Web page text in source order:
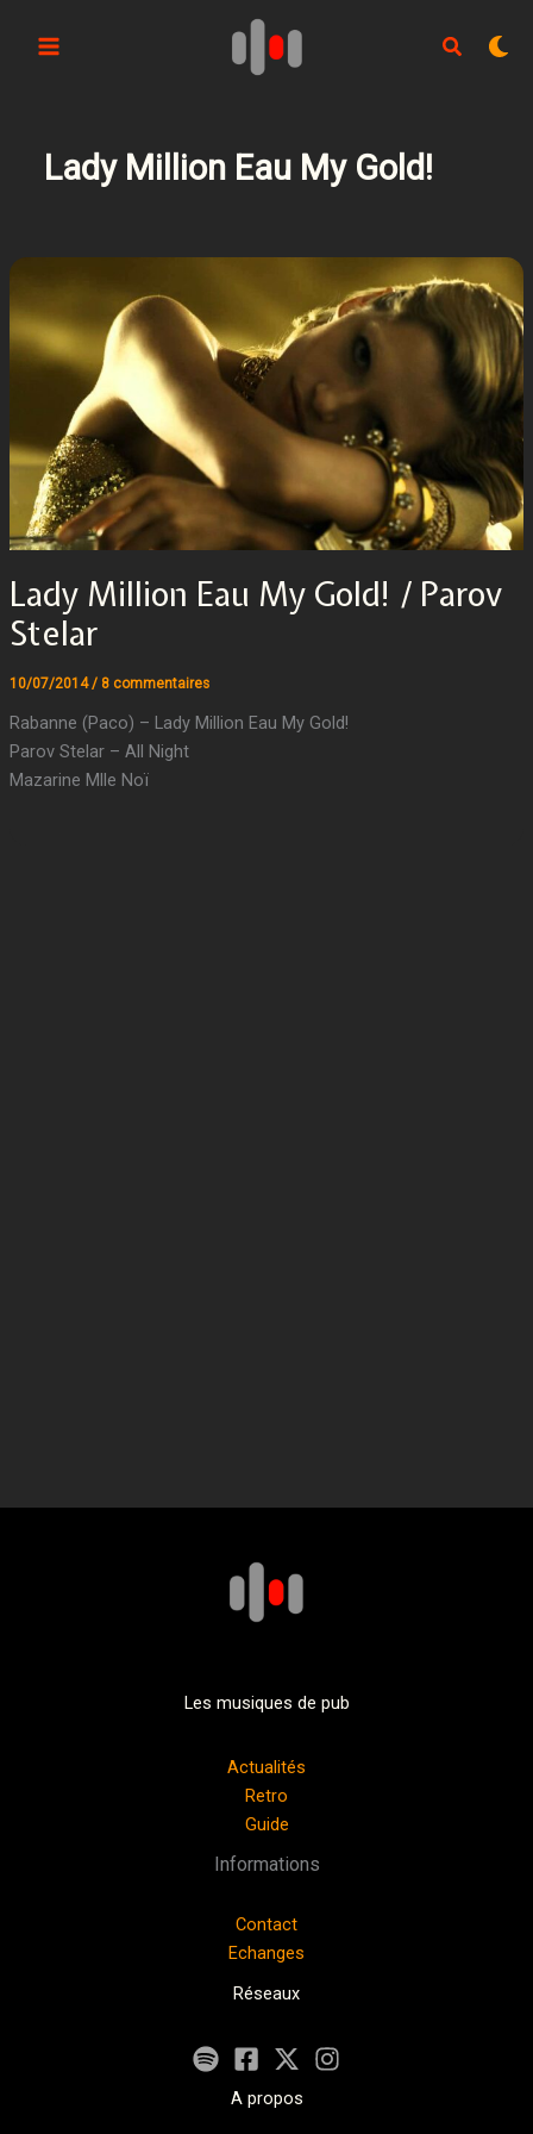
Lady Million Eau My Gold!
Lady Million Eau My Gold! / Parov
Stelar
10/07/2014/ 8 commentaires
Rabanne (Paco) – Lady Million Eau My Gold!
Parov Stelar – All Night
Mazarine Mlle Noï
Les musiques de pub
Actualités
Retro
Guide
Informations
Contact
Echanges
Réseaux
A propos